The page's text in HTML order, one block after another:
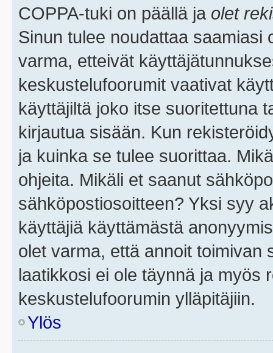
COPPA-tuki on päällä ja olet
Sinun tulee noudattaa saamiasi
varma, etteivät
keskustelufoorumit vaativat
käyttäjiltä joko itse suoritettuna
kirjautua sisään. Kun
ja kuinka se tulee suorittaa.
ohjeita. Mikäli et saanut
sähköpostiosoitteen? Yksi syy
käyttäjiä käyttämästä
olet varma, että annoit toimivan
laatikkosi ei ole täynnä ja myös
keskustelufoorumin ylläpitäjiin.
Ylös